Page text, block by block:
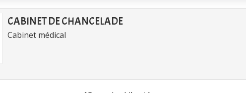
CABINET DE CHANCELADE
Cabinet médical